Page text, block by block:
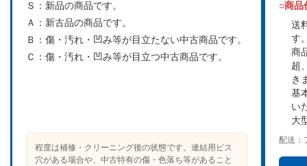
Ｓ： 新品の商品です。
Ａ： 新古品の商品です。
Ｂ： 傷・汚れ・凹み等が目立たない中古商品です。
Ｃ： 傷・汚れ・凹み等が目立つ中古商品です。
程度は補修・クリーニング後の状態です。連結用ビス
穴がある場合や、中古特有の傷・色落ち等があること
○商品
送
す
商
超
き
基
い
大
配送：